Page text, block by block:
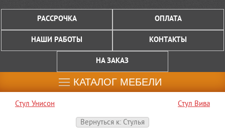
РАССРОЧКА ОПЛАТА
НАШИ РАБОТЫ КОНТАКТЫ
НА ЗАКАЗ
КАТАЛОГ МЕБЕЛИ
Стул Унисон
Стул Вива
Вернуться к: Стулья